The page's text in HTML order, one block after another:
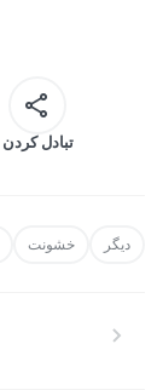
تبادل کردن
خشونت دیگر